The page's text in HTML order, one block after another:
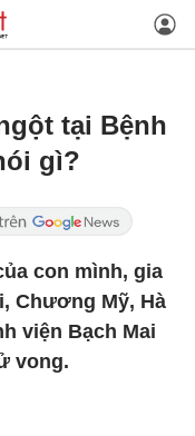
tại Bệnh
gì?
con mình, gia
Chương Mỹ, Hà
viện Bạch Mai
vong.